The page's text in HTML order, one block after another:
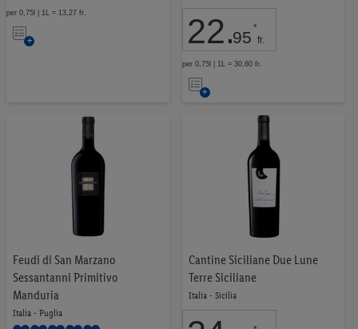
per 0,75l | 1L = 13,27 fr.
Nell’elenco 22.95 *
fr.
per 0,75l | 1L = 30,60 fr.
Nell’elenco
Feudi di San Marzano
Sessantanni Primitivo
Manduria
Italia - Puglia
Cantine Siciliane Due Lune
Terre Siciliane
Italia - Sicilia